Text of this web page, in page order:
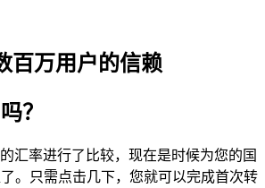
百万用户的信赖
？
汇率进行了比较，现在是时候为您的国
。只需点击几下，您就可以完成首次转